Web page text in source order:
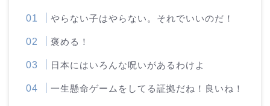
やらない子はやらない。それでいいのだ！
褒める！
日本にはいろんな呪いがあるわけよ
一生懸命ゲームをしてる証拠だね！良いね！